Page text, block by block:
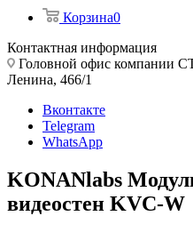
Корзина0
Контактная информация
Головной офис компании
Ленина, 466/1
Вконтакте
Telegram
WhatsApp
KONANlabs
видеостен KVC-W